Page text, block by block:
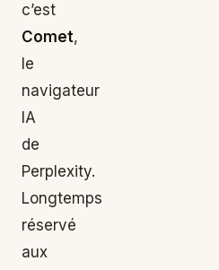
c’est
Comet,
le
navigateur
IA
de
Perplexity.
Longtemps
réservé
aux